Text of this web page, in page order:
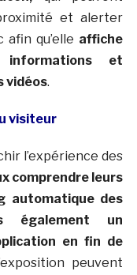
et alerter
afin qu’elle affiche
informations et
vidéos.
visiteur
l’expérience des
comprendre leurs
automatique des
également un
en fin de
peuvent